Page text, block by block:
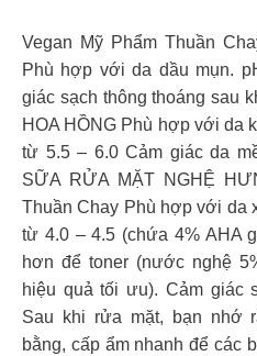
Vegan Mỹ Phẩm Thuần
Phù hợp với da dầu mụn.
giác sạch thông thoáng sau
HOA HỒNG Phù hợp với da
từ 5.5 – 6.0 Cảm giác da
SỮA RỬA MẶT NGHỆ
Thuần Chay Phù hợp với da
từ 4.0 – 4.5 (chứa 4% AHA
hơn để toner (nước nghệ
hiệu quả tối ưu). Cảm giác
Sau khi rửa mặt, bạn nhớ
bằng, cấp ẩm nhanh để